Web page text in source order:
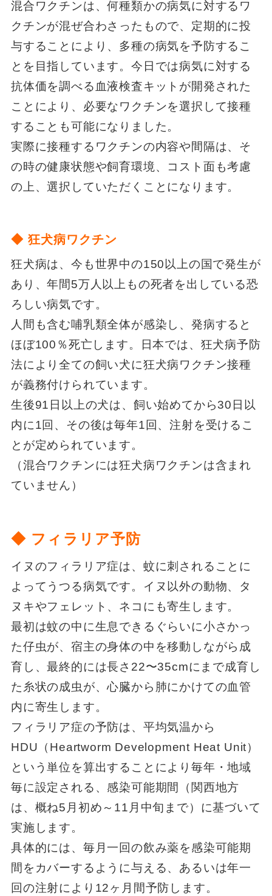
混合ワクチンは、何種類かの病気に対するワ
クチンが混ぜ合わさったもので、定期的に投
与することにより、多種の病気を予防するこ
とを目指しています。今日では病気に対する
抗体価を調べる血液検査キットが開発された
ことにより、必要なワクチンを選択して接種
することも可能になりました。
実際に接種するワクチンの内容や間隔は、そ
の時の健康状態や飼育環境、コスト面も考慮
の上、選択していただくことになります。
◆ 狂犬病ワクチン
狂犬病は、今も世界中の150以上の国で発生が
あり、年間5万人以上もの死者を出している恐
ろしい病気です。
人間も含む哺乳類全体が感染し、発病すると
ほぼ100％死亡します。日本では、狂犬病予防
法により全ての飼い犬に狂犬病ワクチン接種
が義務付けられています。
生後91日以上の犬は、飼い始めてから30日以
内に1回、その後は毎年1回、注射を受けるこ
とが定められています。
（混合ワクチンには狂犬病ワクチンは含まれ
ていません）
◆ フィラリア予防
イヌのフィラリア症は、蚊に刺されることに
よってうつる病気です。イヌ以外の動物、タ
ヌキやフェレット、ネコにも寄生します。
最初は蚊の中に生息できるぐらいに小さかっ
た仔虫が、宿主の身体の中を移動しながら成
育し、最終的には長さ22〜35cmにまで成育し
た糸状の成虫が、心臓から肺にかけての血管
内に寄生します。
フィラリア症の予防は、平均気温から
HDU（Heartworm Development Heat Unit）
という単位を算出することにより毎年・地域
毎に設定される、感染可能期間（関西地方
は、概ね5月初め～11月中旬まで）に基づいて
実施します。
具体的には、毎月一回の飲み薬を感染可能期
間をカバーするように与える、あるいは年一
回の注射により12ヶ月間予防します。